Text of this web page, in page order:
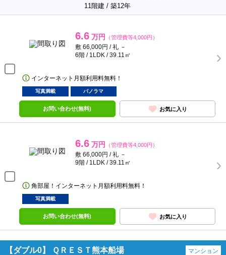
11階建 / 築12年
6.6 万円 （管理費等4,000円）
敷 66,000円 / 礼 －
6階 / 1LDK / 39.11㎡
インターネット月額利用料無料！
写真満載 パノラマ
お問い合わせ(無料) お気に入り
6.6 万円 （管理費等4,000円）
敷 66,000円 / 礼 －
9階 / 1LDK / 39.11㎡
角部屋！インターネット月額利用料無料！
写真満載
お問い合わせ(無料) お気に入り
【ダブル0】 ＱＲＥＳＴ熊本船場 マンション